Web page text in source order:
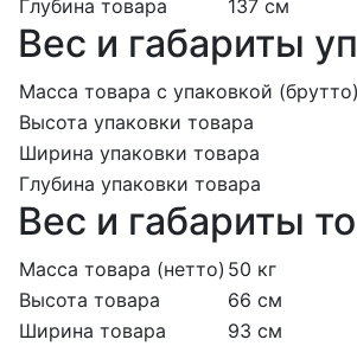
Глубина товара
137 см
Вес и габариты
Масса товара с упаковкой (брутто)
Высота упаковки товара
Ширина упаковки товара
Глубина упаковки товара
Вес и габариты
Масса товара (нетто) 50 кг
Высота товара
66 см
Ширина товара
93 см